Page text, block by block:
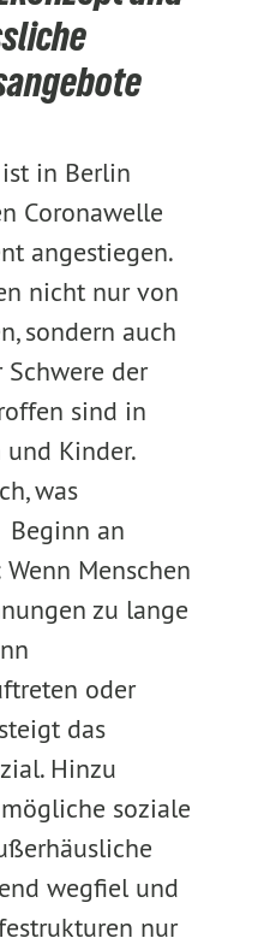
in Berlin
Coronawelle
angestiegen.
nicht nur von
sondern auch
der
sind in
Kinder.
was
an
Menschen
zu lange
oder
das
Hinzu
soziale
wegfiel und
nur